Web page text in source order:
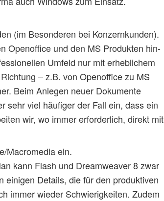
(im Besonderen bei Konzernkunden).
Openoffice und den MS Produkten hin-
Umfeld nur mit erheblichem
– z.B. von Openoffice zu MS
Beim Anlegen neuer Dokumente
sehr viel häufiger der Fall ein, dass ein
wir, wo immer erforderlich, direkt mit
Macromedia ein.
kann Flash und Dreamweaver 8 zwar
einigen Details, die für den produktiven
immer wieder Schwierigkeiten. Zudem